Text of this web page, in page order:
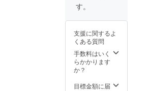
かかる
ござい
ますの
で、気
長にお
待ち頂
幸いで
す。
支援に関するよ
くある質問
手数料はいく
らかかります
か？
目標金額に届